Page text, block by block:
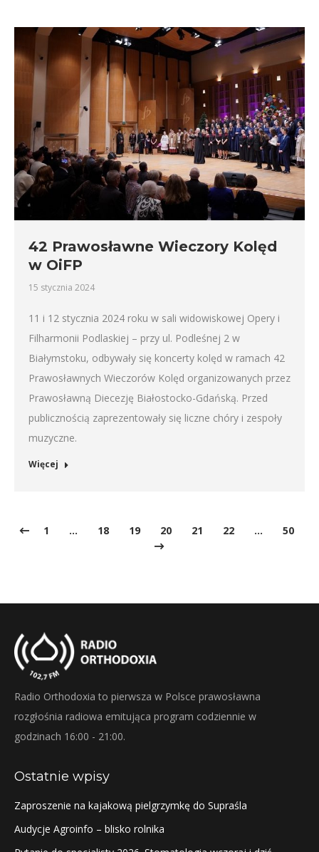
42 Prawosławne Wieczory Kolęd
w OiFP
15 stycznia 2024
11 i 12 stycznia 2024 roku w sali widowiskowej Opery i
Filharmonii Podlaskiej – przy ul. Podleśnej 2 w
Białymstoku, odbywały się koncerty kolęd w ramach 42
Prawosławnych Wieczorów Kolęd organizowanych przez
Prawosławną Diecezję Białostocko-Gdańską. Przed
publicznością zaprezentowały się liczne chóry i zespoły
muzyczne.
Więcej
1 … 18 19 20 21 22 … 50
Radio Orthodoxia to pierwsza w Polsce prawosławna
rozgłośnia radiowa emitująca program codziennie w
godzinach 16:00 - 21:00.
Ostatnie wpisy
Zaproszenie na kajakową pielgrzymkę do Supraśla
Audycje Agroinfo – blisko rolnika